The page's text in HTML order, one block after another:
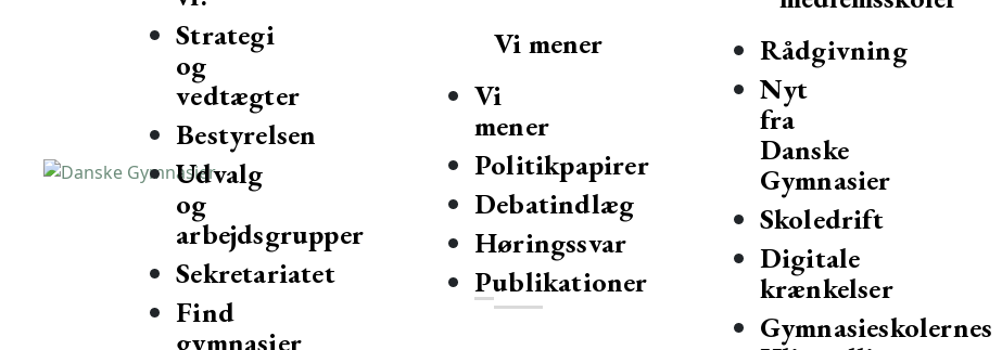
Danske Gymnasier
Danske Gymnasier er interesseorganisation for de almene gymnasier og hf-kurser i Danmark.
Strategi
og
vedtægter
Bestyrelsen
Udvalg
og
arbejdsgrupper
Sekretariatet
Find
gymnasier
Vi mener
Vi
mener
Politikpapirer
Debatindlæg
Høringssvar
Publikationer
Rådgivning
Nyt
fra
Danske
Gymnasier
Skoledrift
Digitale
krænkelser
Gymnasieskolernes